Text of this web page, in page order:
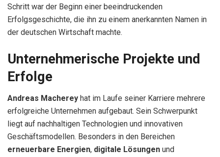
Schritt war der Beginn einer beeindruckenden
Erfolgsgeschichte, die ihn zu einem anerkannten Namen in
der deutschen Wirtschaft machte.
Unternehmerische Projekte und
Erfolge
Andreas Macherey hat im Laufe seiner Karriere mehrere
erfolgreiche Unternehmen aufgebaut. Sein Schwerpunkt
liegt auf nachhaltigen Technologien und innovativen
Geschäftsmodellen. Besonders in den Bereichen
erneuerbare Energien, digitale Lösungen und